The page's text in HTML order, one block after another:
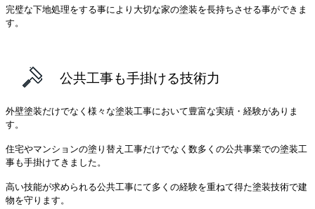
完璧な下地処理をする事により大切な家の塗装を長持ちさせる事ができま
す。
公共工事も手掛ける技術力
外壁塗装だけでなく様々な塗装工事において豊富な実績・経験がありま
す。
住宅やマンションの塗り替え工事だけでなく数多くの公共事業での塗装工
事も手掛けてきました。
高い技能が求められる公共工事にて多くの経験を重ねて得た塗装技術で建
物を守ります。